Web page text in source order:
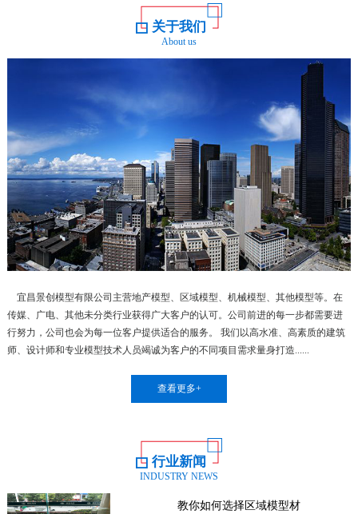
关于我们
About us
宜昌景创模型有限公司主营地产模型、区域模型、机械模型、其他模型等。在
传媒、广电、其他未分类行业获得广大客户的认可。公司前进的每一步都需要进
行努力，公司也会为每一位客户提供适合的服务。 我们以高水准、高素质的建筑
师、设计师和专业模型技术人员竭诚为客户的不同项目需求量身打造......
查看更多+
行业新闻
INDUSTRY NEWS
教你如何选择区域模型材